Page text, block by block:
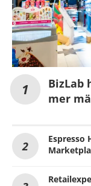
BizLab
mer
Espresso